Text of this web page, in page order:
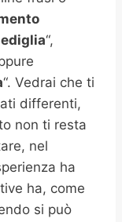
“,
“. Vedrai che ti
differenti,
non ti resta
nel
ha
ha, come
si può